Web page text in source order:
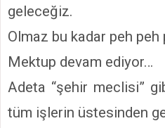
geleceğiz.
Olmaz bu kadar peh peh
Mektup devam ediyor…
Adeta “şehir meclisi”
tüm işlerin üstesinden